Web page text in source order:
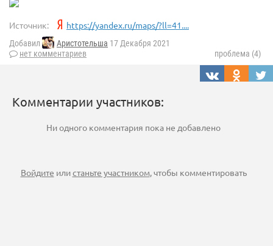
Источник: https://yandex.ru/maps/?ll=41....
Добавил Аристотельша 17 Декабря 2021
нет комментариев
проблема (4)
Комментарии участников:
Ни одного комментария пока не добавлено
Войдите илистаньте участником, чтобы комментировать